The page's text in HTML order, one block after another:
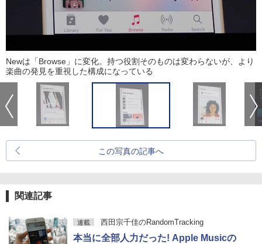
Newは「Browse」に変化。持つ役割そのものは変わらないが、より
楽曲の発見を重視した構成になっている
この写真の記事へ
関連記事
連載 西田宗千佳のRandomTracking
本当に全部人力だった! Apple Musicの